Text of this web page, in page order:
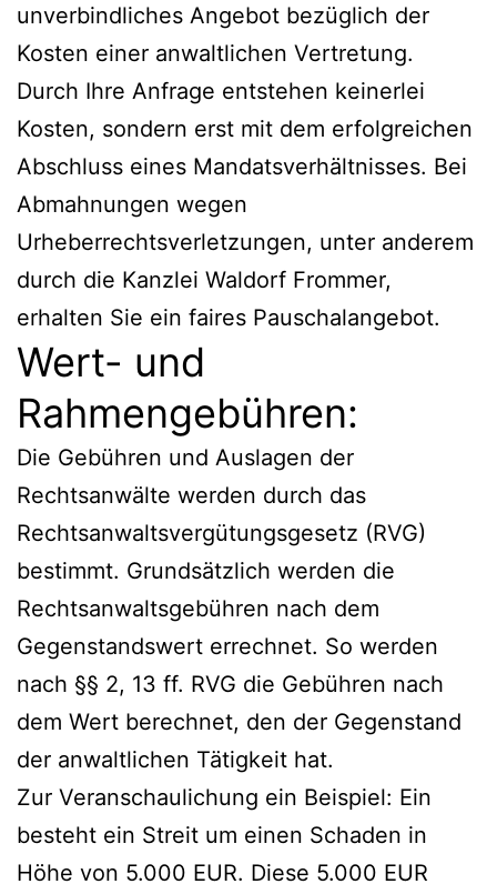
unverbindliches Angebot bezüglich der
Kosten einer anwaltlichen Vertretung.
Durch Ihre Anfrage entstehen keinerlei
Kosten, sondern erst mit dem erfolgreichen
Abschluss eines Mandatsverhältnisses. Bei
Abmahnungen wegen
Urheberrechtsverletzungen, unter anderem
durch die Kanzlei Waldorf Frommer,
erhalten Sie ein faires Pauschalangebot.
Wert- und
Rahmengebühren:
Die Gebühren und Auslagen der
Rechtsanwälte werden durch das
Rechtsanwaltsvergütungsgesetz (RVG)
bestimmt. Grundsätzlich werden die
Rechtsanwaltsgebühren nach dem
Gegenstandswert errechnet. So werden
nach §§ 2, 13 ff. RVG die Gebühren nach
dem Wert berechnet, den der Gegenstand
der anwaltlichen Tätigkeit hat.
Zur Veranschaulichung ein Beispiel: Ein
besteht ein Streit um einen Schaden in
Höhe von 5.000 EUR. Diese 5.000 EUR